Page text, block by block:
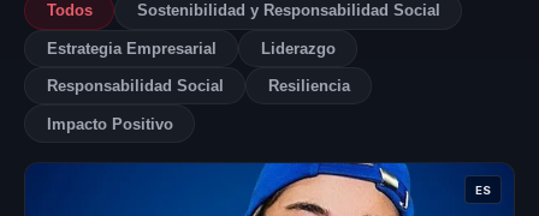
Todos Sostenibilidad y Responsabilidad Social
Estrategia Empresarial Liderazgo
Responsabilidad Social Resiliencia
Impacto Positivo
ES